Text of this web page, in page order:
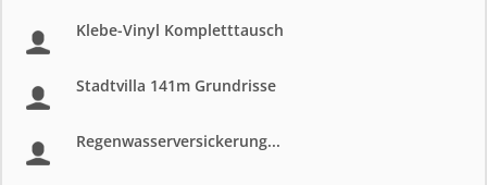
Klebe-Vinyl Kompletttausch
Stadtvilla 141m Grundrisse
Regenwasserversickerung...